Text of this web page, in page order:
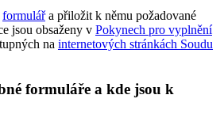
formulářa přiložit k němu požadované
jsou obsaženy v Pokynech pro vyplnění
na internetových stránkách Soudu
formuláře a kde jsou k